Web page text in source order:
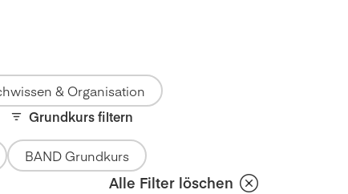
& Organisation
Grundkurs filtern
BAND Grundkurs
Alle Filter löschen